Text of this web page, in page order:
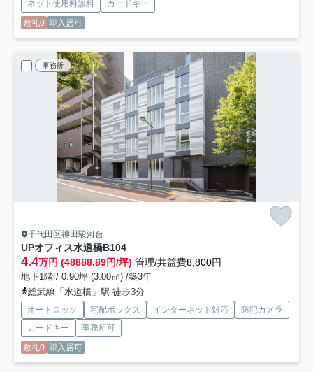
ネット使用料無料
カードキー
敷礼0 即入居可
事務所
千代田区神田駿河台
UPオフィス水道橋B104
4.4万円 (48888.89円/坪) 管理/共益費8,800円
地下1階 / 0.90坪 (3.00㎡) /築3年
総武線「水道橋」駅 徒歩3分
オートロック 宅配ボックス インターネット対応
防犯カメラ
カードキー
事務所可
敷礼0 即入居可